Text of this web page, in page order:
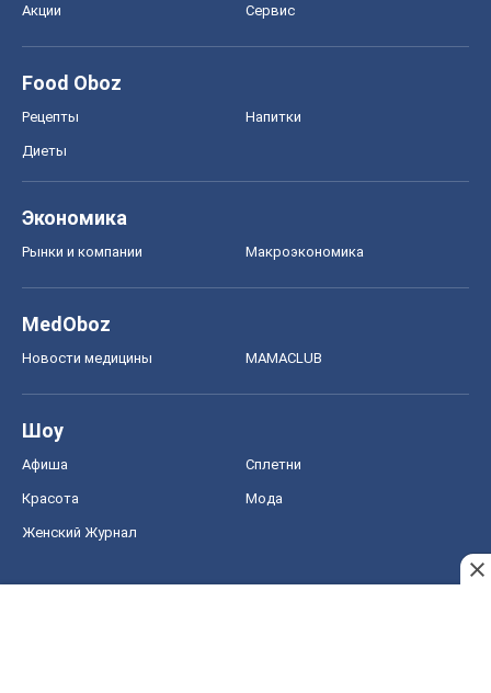
Акции Сервис
Food Oboz
Рецепты Напитки
Диеты
Экономика
Рынки и компании Mакроэкономика
MedOboz
Новости медицины MAMACLUB
Шоу
Афиша Сплетни
Красота Мода
Женский Журнал